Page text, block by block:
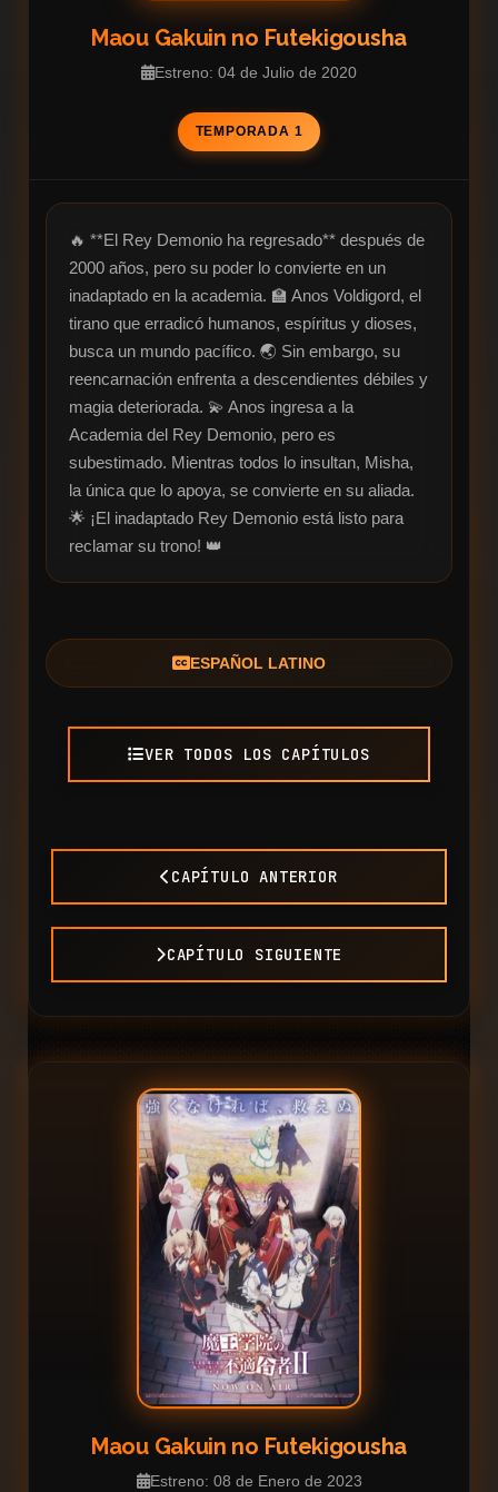
Maou Gakuin no Futekigousha
Estreno: 04 de Julio de 2020
TEMPORADA 1
🔥 **El Rey Demonio ha regresado** después de
2000 años, pero su poder lo convierte en un
inadaptado en la academia. 🏫 Anos Voldigord, el
tirano que erradicó humanos, espíritus y dioses,
busca un mundo pacífico. 🌏 Sin embargo, su
reencarnación enfrenta a descendientes débiles y
magia deteriorada. 💫 Anos ingresa a la
Academia del Rey Demonio, pero es
subestimado. Mientras todos lo insultan, Misha,
la única que lo apoya, se convierte en su aliada.
🌟 ¡El inadaptado Rey Demonio está listo para
reclamar su trono! 👑
ESPAÑOL LATINO
VER TODOS LOS CAPÍTULOS
CAPÍTULO ANTERIOR
CAPÍTULO SIGUIENTE
Maou Gakuin no Futekigousha
Estreno: 08 de Enero de 2023